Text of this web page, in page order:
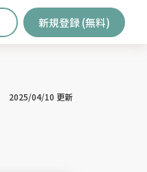
新規登録 (無料)
2025/04/10 更新